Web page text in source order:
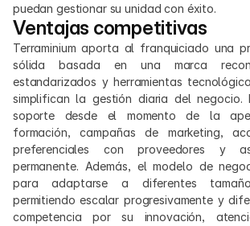
puedan gestionar su unidad con éxito.
Ventajas competitivas
Terraminium aporta al franquiciado una
sólida basada en una marca
estandarizados y herramientas
simplifican la gestión diaria del negocio.
soporte desde el momento de la
formación, campañas de marketing,
preferenciales con proveedores y
permanente. Además, el modelo de
para adaptarse a diferentes
permitiendo escalar progresivamente y
competencia por su innovación,